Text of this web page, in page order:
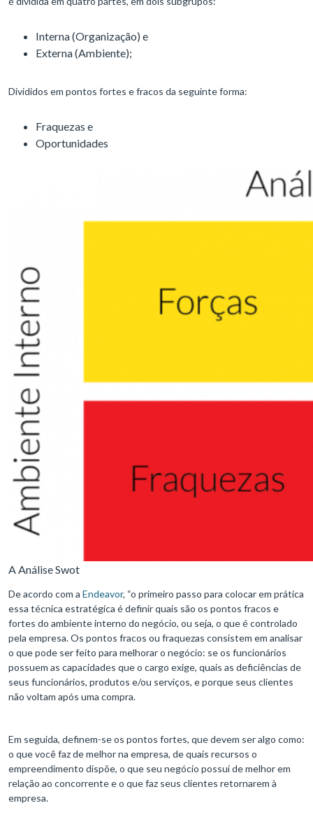
Interna (Organização) e
Externa (Ambiente);
Divididos em pontos fortes e fracos da seguinte forma:
Fraquezas e
Oportunidades
A Análise Swot
De acordo com a Endeavor, “o primeiro passo para colocar em prática
essa técnica estratégica é definir quais são os pontos fracos e
fortes do ambiente interno do negócio, ou seja, o que é controlado
pela empresa. Os pontos fracos ou fraquezas consistem em analisar
o que pode ser feito para melhorar o negócio: se os funcionários
possuem as capacidades que o cargo exige, quais as deficiências de
seus funcionários, produtos e/ou serviços, e porque seus clientes
não voltam após uma compra.
Em seguida, definem-se os pontos fortes, que devem ser algo como:
o que você faz de melhor na empresa, de quais recursos o
empreendimento dispõe, o que seu negócio possui de melhor em
relação ao concorrente e o que faz seus clientes retornarem à
empresa.